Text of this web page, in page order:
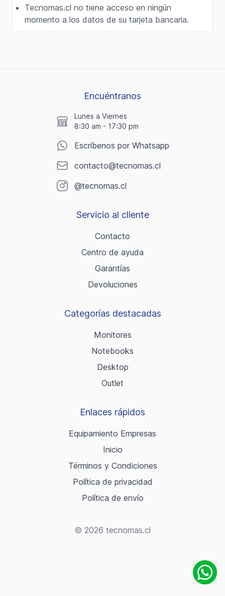
Tecnomas.cl no tiene acceso en ningún
momento a los datos de su tarjeta bancaria.
Encuéntranos
Lunes a Viernes
8:30 am - 17:30 pm
Escríbenos por Whatsapp
contacto@tecnomas.cl
@tecnomas.cl
Servicio al cliente
Contacto
Centro de ayuda
Garantías
Devoluciones
Categorías destacadas
Monitores
Notebooks
Desktop
Outlet
Enlaces rápidos
Equipamiento Empresas
Inicio
Términos y Condiciones
Política de privacidad
Política de envío
© 2026 tecnomas.cl